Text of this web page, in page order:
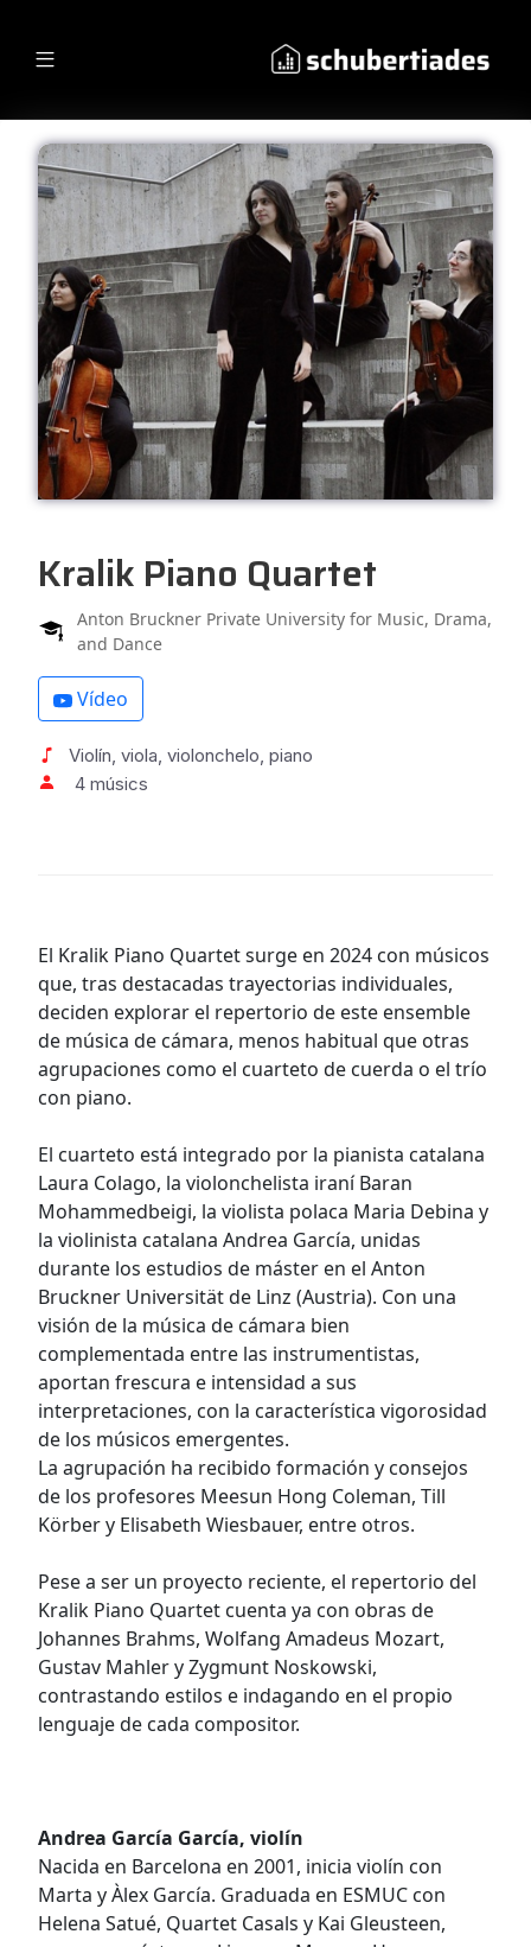
Kralik Piano Quartet
Anton Bruckner Private University for Music, Drama,
and Dance
Vídeo
Violín, viola, violonchelo, piano
4 músics
El Kralik Piano Quartet surge en 2024 con músicos
que, tras destacadas trayectorias individuales,
deciden explorar el repertorio de este ensemble
de música de cámara, menos habitual que otras
agrupaciones como el cuarteto de cuerda o el trío
con piano.
El cuarteto está integrado por la pianista catalana
Laura Colago, la violonchelista iraní Baran
Mohammedbeigi, la violista polaca Maria Debina y
la violinista catalana Andrea García, unidas
durante los estudios de máster en el Anton
Bruckner Universität de Linz (Austria). Con una
visión de la música de cámara bien
complementada entre las instrumentistas,
aportan frescura e intensidad a sus
interpretaciones, con la característica vigorosidad
de los músicos emergentes.
La agrupación ha recibido formación y consejos
de los profesores Meesun Hong Coleman, Till
Körber y Elisabeth Wiesbauer, entre otros.
Pese a ser un proyecto reciente, el repertorio del
Kralik Piano Quartet cuenta ya con obras de
Johannes Brahms, Wolfang Amadeus Mozart,
Gustav Mahler y Zygmunt Noskowski,
contrastando estilos e indagando en el propio
lenguaje de cada compositor.
Andrea García García, violín
Nacida en Barcelona en 2001, inicia violín con
Marta y Àlex García. Graduada en ESMUC con
Helena Satué, Quartet Casals y Kai Gleusteen,